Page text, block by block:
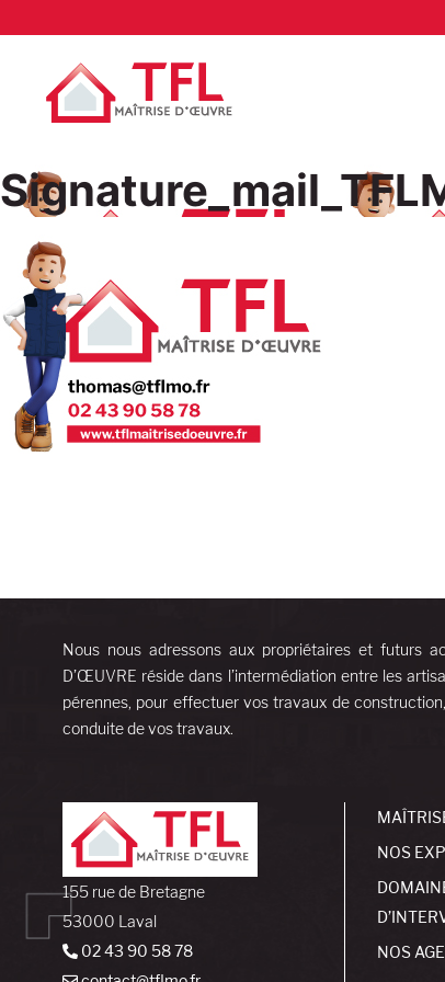
Nous nous adressons aux propriétaires et futurs
D’ŒUVRE réside dans l’intermédiation entre les
pérennes, pour effectuer vos travaux de
conduite de vos travaux.
155 rue de Bretagne
53000 Laval
02 43 90 58 78
NOS
NOS